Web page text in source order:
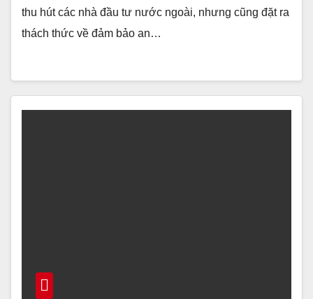
thu hút các nhà đầu tư nước ngoài, nhưng cũng đặt ra
thách thức về đảm bảo an…